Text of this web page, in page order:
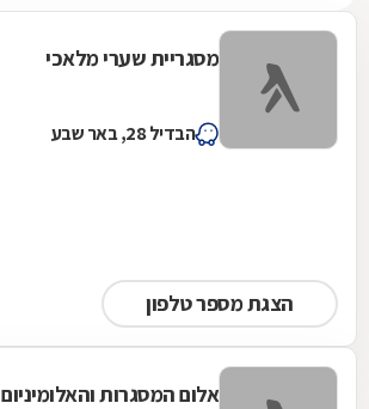
מסגריית שערי מלאכי
הבדיל 28, באר שבע
הצגת מספר טלפון
אלום המסגרות והאלומיניום